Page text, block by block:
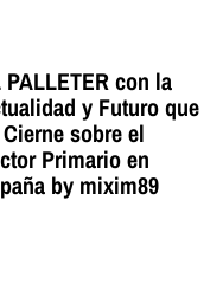
PALLETER con la
y Futuro que
sobre el
Primario en
by mixim89